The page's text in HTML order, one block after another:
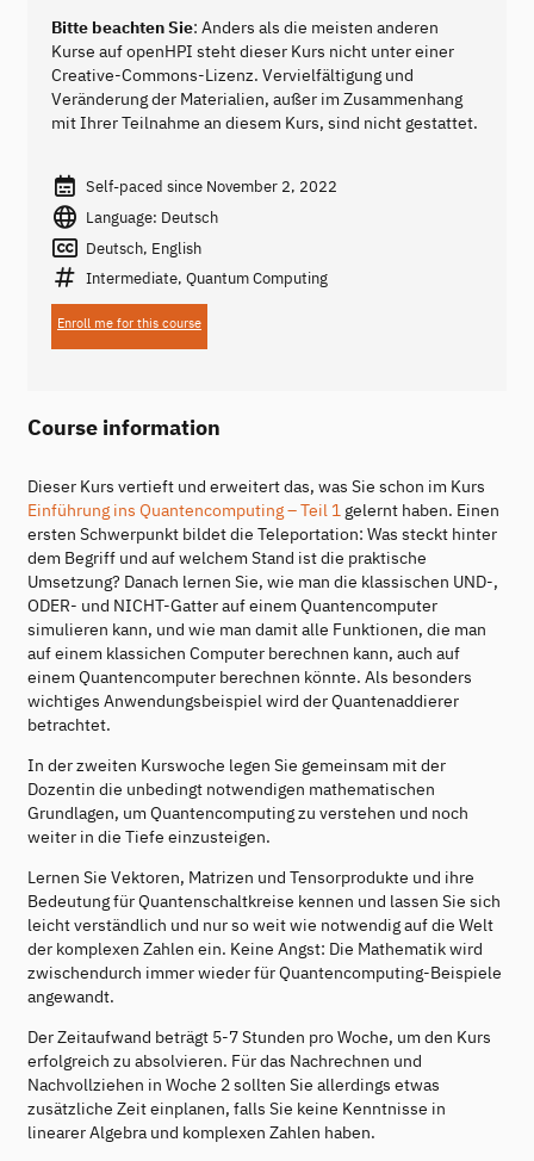
Bitte beachten Sie: Anders als die meisten anderen
Kurse auf openHPI steht dieser Kurs nicht unter einer
Creative-Commons-Lizenz. Vervielfältigung und
Veränderung der Materialien, außer im Zusammenhang
mit Ihrer Teilnahme an diesem Kurs, sind nicht gestattet.
Self-paced since November 2, 2022
Language: Deutsch
Deutsch, English
Intermediate, Quantum Computing
Enroll me for this course
Course information
Dieser Kurs vertieft und erweitert das, was Sie schon im Kurs
Einführung ins Quantencomputing – Teil 1 gelernt haben. Einen
ersten Schwerpunkt bildet die Teleportation: Was steckt hinter
dem Begriff und auf welchem Stand ist die praktische
Umsetzung? Danach lernen Sie, wie man die klassischen UND-,
ODER- und NICHT-Gatter auf einem Quantencomputer
simulieren kann, und wie man damit alle Funktionen, die man
auf einem klassichen Computer berechnen kann, auch auf
einem Quantencomputer berechnen könnte. Als besonders
wichtiges Anwendungsbeispiel wird der Quantenaddierer
betrachtet.
In der zweiten Kurswoche legen Sie gemeinsam mit der
Dozentin die unbedingt notwendigen mathematischen
Grundlagen, um Quantencomputing zu verstehen und noch
weiter in die Tiefe einzusteigen.
Lernen Sie Vektoren, Matrizen und Tensorprodukte und ihre
Bedeutung für Quantenschaltkreise kennen und lassen Sie sich
leicht verständlich und nur so weit wie notwendig auf die Welt
der komplexen Zahlen ein. Keine Angst: Die Mathematik wird
zwischendurch immer wieder für Quantencomputing-Beispiele
angewandt.
Der Zeitaufwand beträgt 5-7 Stunden pro Woche, um den Kurs
erfolgreich zu absolvieren. Für das Nachrechnen und
Nachvollziehen in Woche 2 sollten Sie allerdings etwas
zusätzliche Zeit einplanen, falls Sie keine Kenntnisse in
linearer Algebra und komplexen Zahlen haben.